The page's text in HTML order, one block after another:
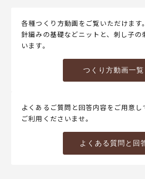
各種つくり方動画をご覧いただけます
針編みの基礎などニットと、刺し子の
います。
つくり方動画一覧
よくあるご質問と回答内容をご用意し
ご利用くださいませ。
よくある質問と回